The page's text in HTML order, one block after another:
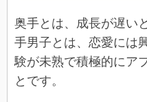
奥手とは、成長が遅い
手男子とは、恋愛には
験が未熟で積極的にア
とです。